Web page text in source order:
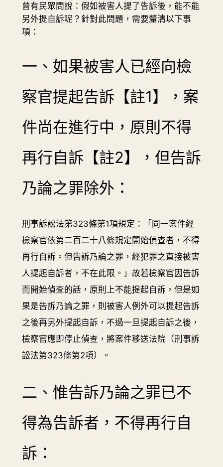
曾有民眾問說：假如被害人提了告訴後，能不能
另外提自訴呢？針對此問題，需要釐清以下事
項：
一、如果被害人已經向檢
察官提起告訴【註1】，案
件尚在進行中，原則不得
再行自訴【註2】，但告訴
乃論之罪除外：
刑事訴訟法第323條第1項規定：「同一案件經
檢察官依第二百二十八條規定開始偵查者，不得
再行自訴。但告訴乃論之罪，經犯罪之直接被害
人提起自訴者，不在此限。」故若檢察官因告訴
而開始偵查的話，原則上不能提起自訴，但是如
果是告訴乃論之罪，則被害人例外可以提起告訴
之後再另外提起自訴，不過一旦提起自訴之後，
檢察官應即停止偵查，將案件移送法院（刑事訴
訟法第323條第2項）。
二、惟告訴乃論之罪已不
得為告訴者，不得再行自
訴：